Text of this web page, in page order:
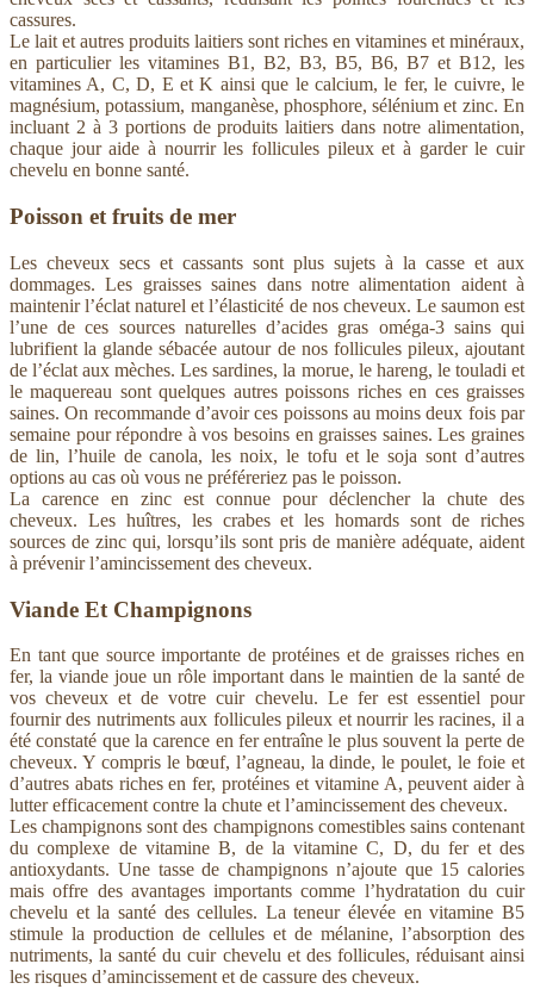
cassures.
Le lait et autres produits laitiers sont riches en vitamines et minéraux,
en particulier les vitamines B1, B2, B3, B5, B6, B7 et B12, les
vitamines A, C, D, E et K ainsi que le calcium, le fer, le cuivre, le
magnésium, potassium, manganèse, phosphore, sélénium et zinc. En
incluant 2 à 3 portions de produits laitiers dans notre alimentation,
chaque jour aide à nourrir les follicules pileux et à garder le cuir
chevelu en bonne santé.
Poisson et fruits de mer
Les cheveux secs et cassants sont plus sujets à la casse et aux
dommages. Les graisses saines dans notre alimentation aident à
maintenir l’éclat naturel et l’élasticité de nos cheveux. Le saumon est
l’une de ces sources naturelles d’acides gras oméga-3 sains qui
lubrifient la glande sébacée autour de nos follicules pileux, ajoutant
de l’éclat aux mèches. Les sardines, la morue, le hareng, le touladi et
le maquereau sont quelques autres poissons riches en ces graisses
saines. On recommande d’avoir ces poissons au moins deux fois par
semaine pour répondre à vos besoins en graisses saines. Les graines
de lin, l’huile de canola, les noix, le tofu et le soja sont d’autres
options au cas où vous ne préféreriez pas le poisson.
La carence en zinc est connue pour déclencher la chute des
cheveux. Les huîtres, les crabes et les homards sont de riches
sources de zinc qui, lorsqu’ils sont pris de manière adéquate, aident
à prévenir l’amincissement des cheveux.
Viande Et Champignons
En tant que source importante de protéines et de graisses riches en
fer, la viande joue un rôle important dans le maintien de la santé de
vos cheveux et de votre cuir chevelu. Le fer est essentiel pour
fournir des nutriments aux follicules pileux et nourrir les racines, il a
été constaté que la carence en fer entraîne le plus souvent la perte de
cheveux. Y compris le bœuf, l’agneau, la dinde, le poulet, le foie et
d’autres abats riches en fer, protéines et vitamine A, peuvent aider à
lutter efficacement contre la chute et l’amincissement des cheveux.
Les champignons sont des champignons comestibles sains contenant
du complexe de vitamine B, de la vitamine C, D, du fer et des
antioxydants. Une tasse de champignons n’ajoute que 15 calories
mais offre des avantages importants comme l’hydratation du cuir
chevelu et la santé des cellules. La teneur élevée en vitamine B5
stimule la production de cellules et de mélanine, l’absorption des
nutriments, la santé du cuir chevelu et des follicules, réduisant ainsi
les risques d’amincissement et de cassure des cheveux.